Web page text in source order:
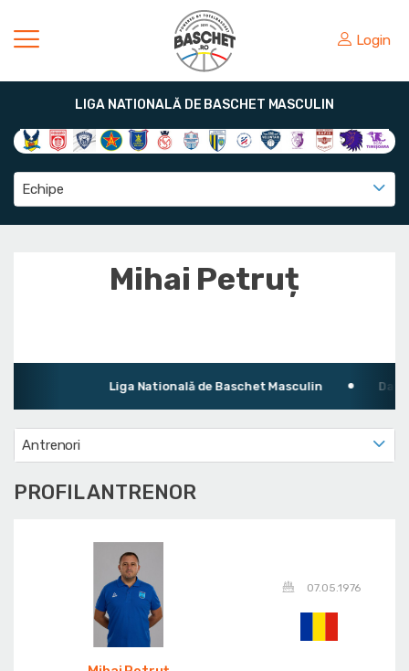
Login
LIGA NATIONALĂ DE BASCHET MASCULIN
Echipe
Mihai Petruț
Liga Natională de Baschet Masculin Data
Antrenori
PROFIL ANTRENOR
07.05.1976